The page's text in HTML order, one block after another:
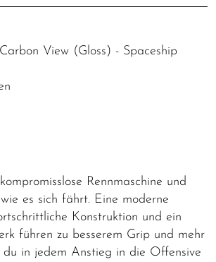
View (Gloss) - Spaceship
Rennmaschine und
es sich fährt. Eine moderne
Konstruktion und ein
führen zu besserem Grip und mehr
du in jedem Anstieg in die Offensive